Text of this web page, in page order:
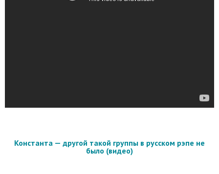
Константа — другой такой группы в русском рэпе не
было (видео)